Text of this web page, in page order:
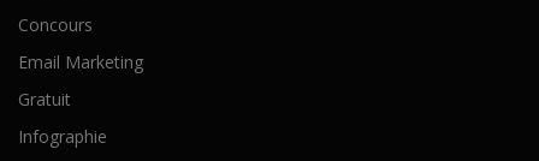
Concours
Email Marketing
Gratuit
Infographie